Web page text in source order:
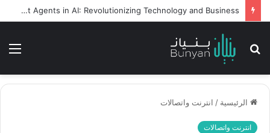
Intelligent Agents in AI: Revolutionizing Technology and Business
بحث
الرئيسية / انترنت واتصالات
انترنت واتصالات